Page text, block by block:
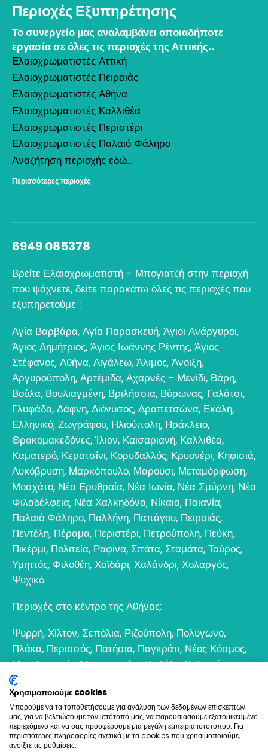
Περιοχές Εξυπηρέτησης
Το συνεργείο μας αναλαμβάνει οποιαδήποτε
εργασία σε όλες τις περιοχές της Αττικής..
Ελαιοχρωματιστές Αττική
Ελαιοχρωματιστές Πειραιάς
Ελαιοχρωματιστές Αθήνα
Ελαιοχρωματιστές Καλλιθέα
Ελαιοχρωματιστές Περιστέρι
Ελαιοχρωματιστές Παλαιό Φάληρο
Αναζήτηση περιοχής εδώ...
Περισσότερες περιοχές
6949 085378
Βρείτε Ελαιοχρωματιστή - Μπογιατζή στην περιοχή
που ψάχνετε, δείτε παρακάτω όλες τις περιοχές που
εξυπηρετούμε :
Αγία Βαρβάρα, Αγία Παρασκευή, Άγιοι Ανάργυροι,
Άγιος Δημήτριος, Άγιος Ιωάννης Ρέντης, Άγιος
Στέφανος, Αθήνα, Αιγάλεω, Άλιμος, Άνοιξη,
Αργυρούπολη, Αρτέμιδα, Αχαρνές - Μενίδι, Βάρη,
Βούλα, Βουλιαγμένη, Βριλήσσια, Βύρωνας, Γαλάτσι,
Γλυφάδα, Δάφνη, Διόνυσος, Δραπετσώνα, Εκάλη,
Ελληνικό, Ζωγράφου, Ηλιούπολη, Ηράκλειο,
Θρακομακεδόνες,Ίλιον, Καισαριανή, Καλλιθέα,
Καματερό, Κερατσίνι, Κορυδαλλός, Κρυονέρι, Κηφισιά,
Λυκόβρυση, Μαρκόπουλο, Μαρούσι, Μεταμόρφωση,
Μοσχάτο, Νέα Ερυθραία, Νέα Ιωνία, Νέα Σμύρνη, Νέα
Φιλαδέλφεια, Νέα Χαλκηδόνα, Νίκαια, Παιανία,
Παλαιό Φάληρο, Παλλήνη, Παπάγου, Πειραιάς,
Πεντέλη, Πέραμα, Περιστέρι, Πετρούπολη, Πεύκη,
Πικέρμι, Πολιτεία, Ραφίνα, Σπάτα, Σταμάτα, Ταύρος,
Υμηττός, Φιλοθέη, Χαϊδάρι, Χαλάνδρι, Χολαργός,
Ψυχικό
Περιοχές στο κέντρο της Αθήνας:
Ψυρρή, Χίλτον, Σεπόλια, Ριζούπολη, Πολύγωνο,
Πλάκα, Περισσός, Πατήσια, Παγκράτι, Νέος Κόσμος,
Μεταξουργείο,Μοναστηράκι,Κυψέλη,Κολωνός,
Κολωνάκι
Βοτανικός
6932 698693
Χρησιμοποιούμε cookies
Μπορούμε να τα τοποθετήσουμε για ανάλυση των δεδομένων επισκεπτών
μας, για να βελτιώσουμε τον ιστότοπό μας, να παρουσιάσουμε εξατομικευμένο
περιεχόμενο και να σας προσφέρουμε μια μεγάλη εμπειρία ιστοτόπου. Για
περισσότερες πληροφορίες σχετικά με τα cookies που χρησιμοποιούμε,
ανοίξτε τις ρυθμίσεις.